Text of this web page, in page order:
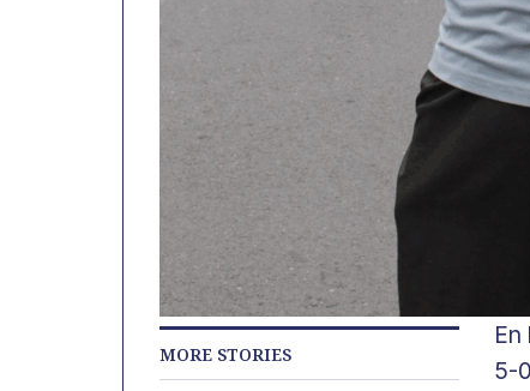
MORE STORIES
5-